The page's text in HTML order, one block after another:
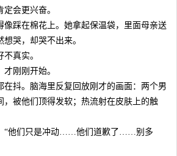
会更兴奋。
像踩在棉花上。她拿起保温袋，里面母亲送
哭，却哭不出来。
真实。
刚刚开始。
在抖。脑海里反复回放刚才的画面：两个男
，被他们顶得发软；热流射在皮肤上的触
“他们只是冲动……他们道歉了……别多